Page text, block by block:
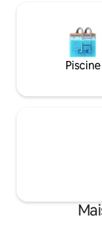
Piscine